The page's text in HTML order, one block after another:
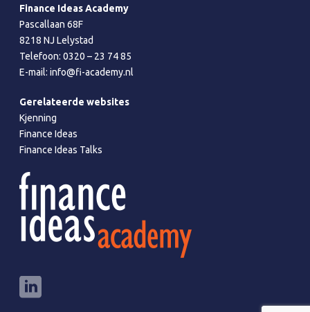
Finance Ideas Academy
Pascallaan 68F
8218 NJ Lelystad
Telefoon:0320 – 23 74 85
E-mail:info@fi-academy.nl
Gerelateerde websites
Kjenning
Finance Ideas
Finance Ideas Talks